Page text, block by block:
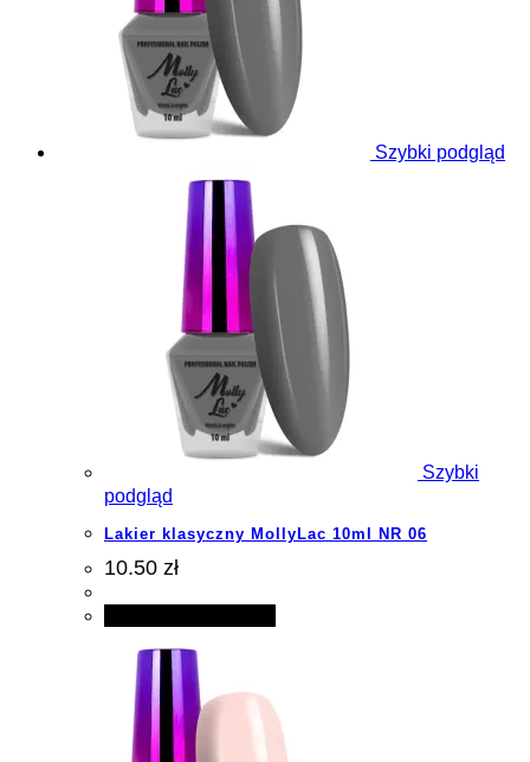
Szybki podgląd
Szybki
podgląd
Lakier klasyczny MollyLac 10ml NR 06
10.50 zł